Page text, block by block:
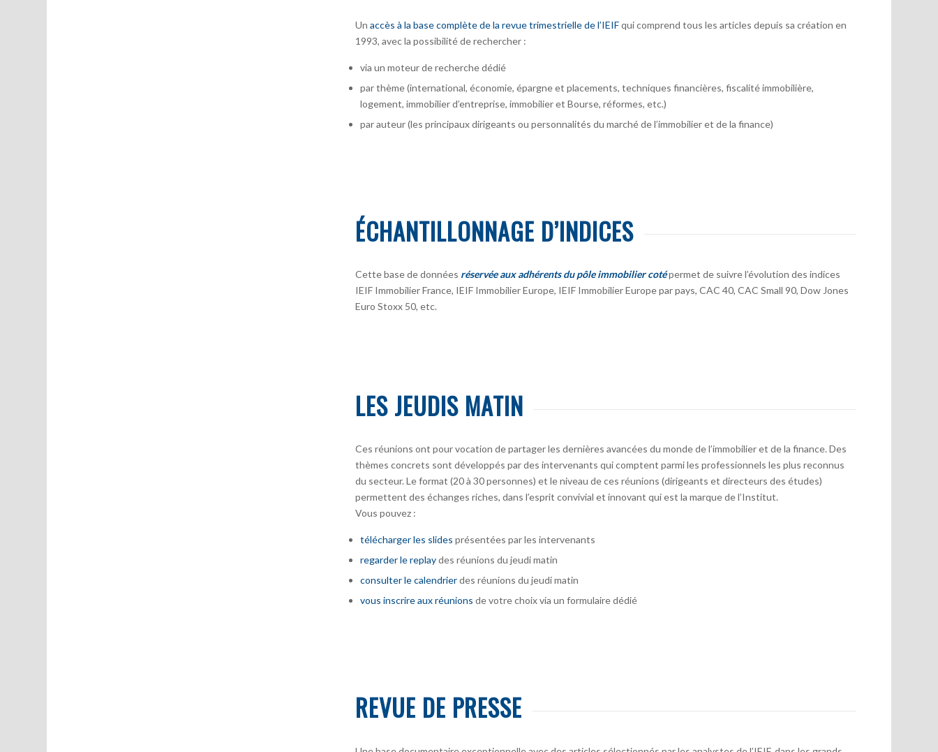
Unaccès à la base complète de la revue trimestrielle de l’IEIFqui comprend tous les articles depuis sa création en
1993, avec la possibilité de rechercher :
via un moteur de recherche dédié
par thème (international, économie, épargne et placements, techniques financières, fiscalité immobilière,
logement, immobilier d’entreprise, immobilier et Bourse, réformes, etc.)
par auteur(les principaux dirigeants ou personnalités du marché de l’immobilier et de la finance)
ÉCHANTILLONNAGE D’INDICES
Cette base de données réservée aux adhérents du pôle immobilier cotépermet de suivre l’évolution des indices
IEIF Immobilier France, IEIF Immobilier Europe, IEIF Immobilier Europe par pays, CAC 40, CAC Small 90, Dow Jones
Euro Stoxx 50, etc.
LES JEUDIS MATIN
Ces réunions ont pour vocation de partager les dernières avancées du monde de l’immobilier et de la finance. Des
thèmes concrets sont développés par des intervenants qui comptent parmi les professionnels les plus reconnus
du secteur. Le format (20 à 30 personnes) et le niveau de ces réunions (dirigeants et directeurs des études)
permettent des échanges riches, dans l’esprit convivial et innovant qui est la marque de l’Institut.
Vous pouvez :
téléchargerles slides présentées par les intervenants
regarder le replaydes réunions du jeudi matin
consulter le calendrierdes réunions du jeudi matin
vous inscrireaux réunions de votre choix via un formulaire dédié
REVUE DE PRESSE